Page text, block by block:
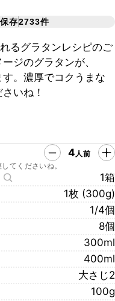
保存2733件
るグラタンレシピのご
ジのグラタンが、
。濃厚でコクうまな
いね！
4人前
てくださいね。
1箱
1枚 (300g)
1/4個
8個
300ml
400ml
大さじ2
100g